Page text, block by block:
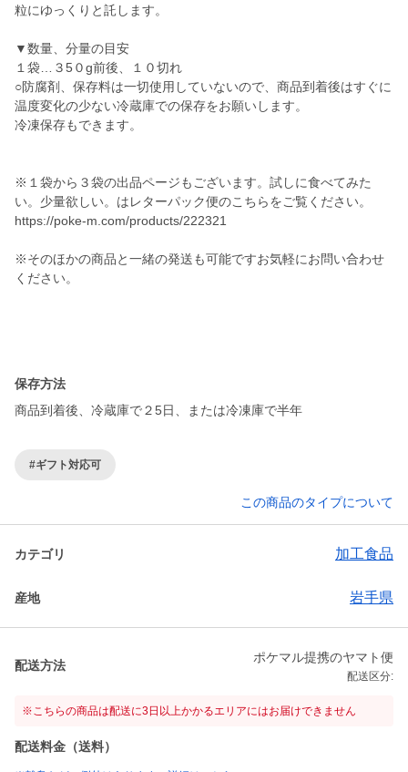
粒にゆっくりと託します。
▼数量、分量の目安
１袋…３5０g前後、１０切れ
○防腐剤、保存料は一切使用していないので、商品到着後はすぐに
温度変化の少ない冷蔵庫での保存をお願いします。
冷凍保存もできます。
※１袋から３袋の出品ページもございます。試しに食べてみた
い。少量欲しい。はレターパック便のこちらをご覧ください。
https://poke-m.com/products/222321
※そのほかの商品と一緒の発送も可能ですお気軽にお問い合わせ
ください。
保存方法
商品到着後、冷蔵庫で２5日、または冷凍庫で半年
#ギフト対応可
この商品のタイプについて
カテゴリ 加工食品
産地 岩手県
配送方法
ポケマル提携のヤマト便
配送区分:
※こちらの商品は配送に3日以上かかるエリアにはお届けできません
配送料金（送料）